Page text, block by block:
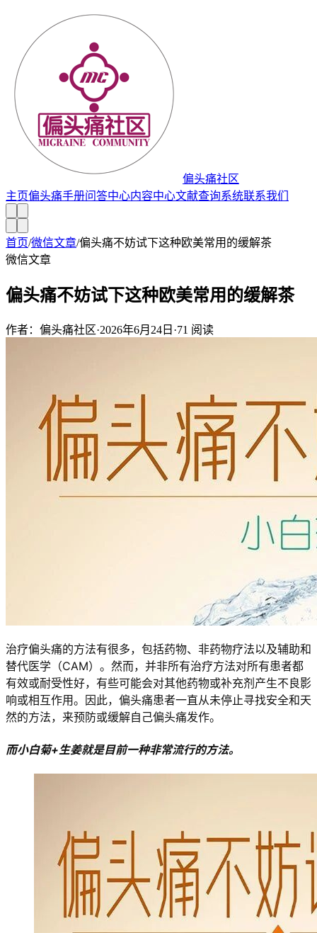
偏头痛社区
主页偏头痛手册问答中心内容中心文献查询系统联系我们
首页/微信文章/偏头痛不妨试下这种欧美常用的缓解茶
微信文章
偏头痛不妨试下这种欧美常用的缓解茶
作者：偏头痛社区·2026年6月24日 ·71 阅读
治疗偏头痛的方法有很多，包括药物、非药物疗法以及辅助和
替代医学（CAM）。然而，并非所有治疗方法对所有患者都
有效或耐受性好，有些可能会对其他药物或补充剂产生不良影
响或相互作用。因此，偏头痛患者一直从未停止寻找安全和天
然的方法，来预防或缓解自己偏头痛发作。
而小白菊+生姜就是目前一种非常流行的方法。